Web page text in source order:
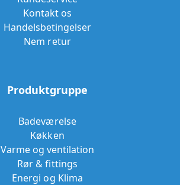
Kontakt os
Handelsbetingelser
Nem retur
Produktgruppe
Badeværelse
Køkken
Varme og ventilation
Rør & fittings
Energi og Klima